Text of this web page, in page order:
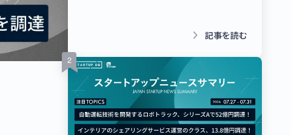
keyboard_arrow_right 記事を読む